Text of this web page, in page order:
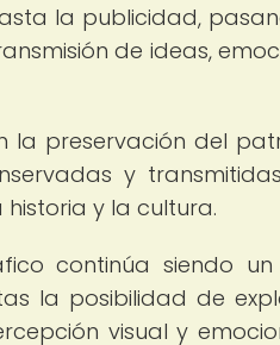
la publicidad,
de ideas,
preservación del
y
y la cultura.
continúa siendo un
la posibilidad de
visual y